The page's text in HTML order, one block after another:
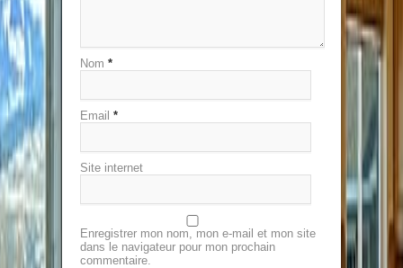
Nom *
Email *
Site internet
Enregistrer mon nom, mon e-mail et mon site
dans le navigateur pour mon prochain
commentaire.